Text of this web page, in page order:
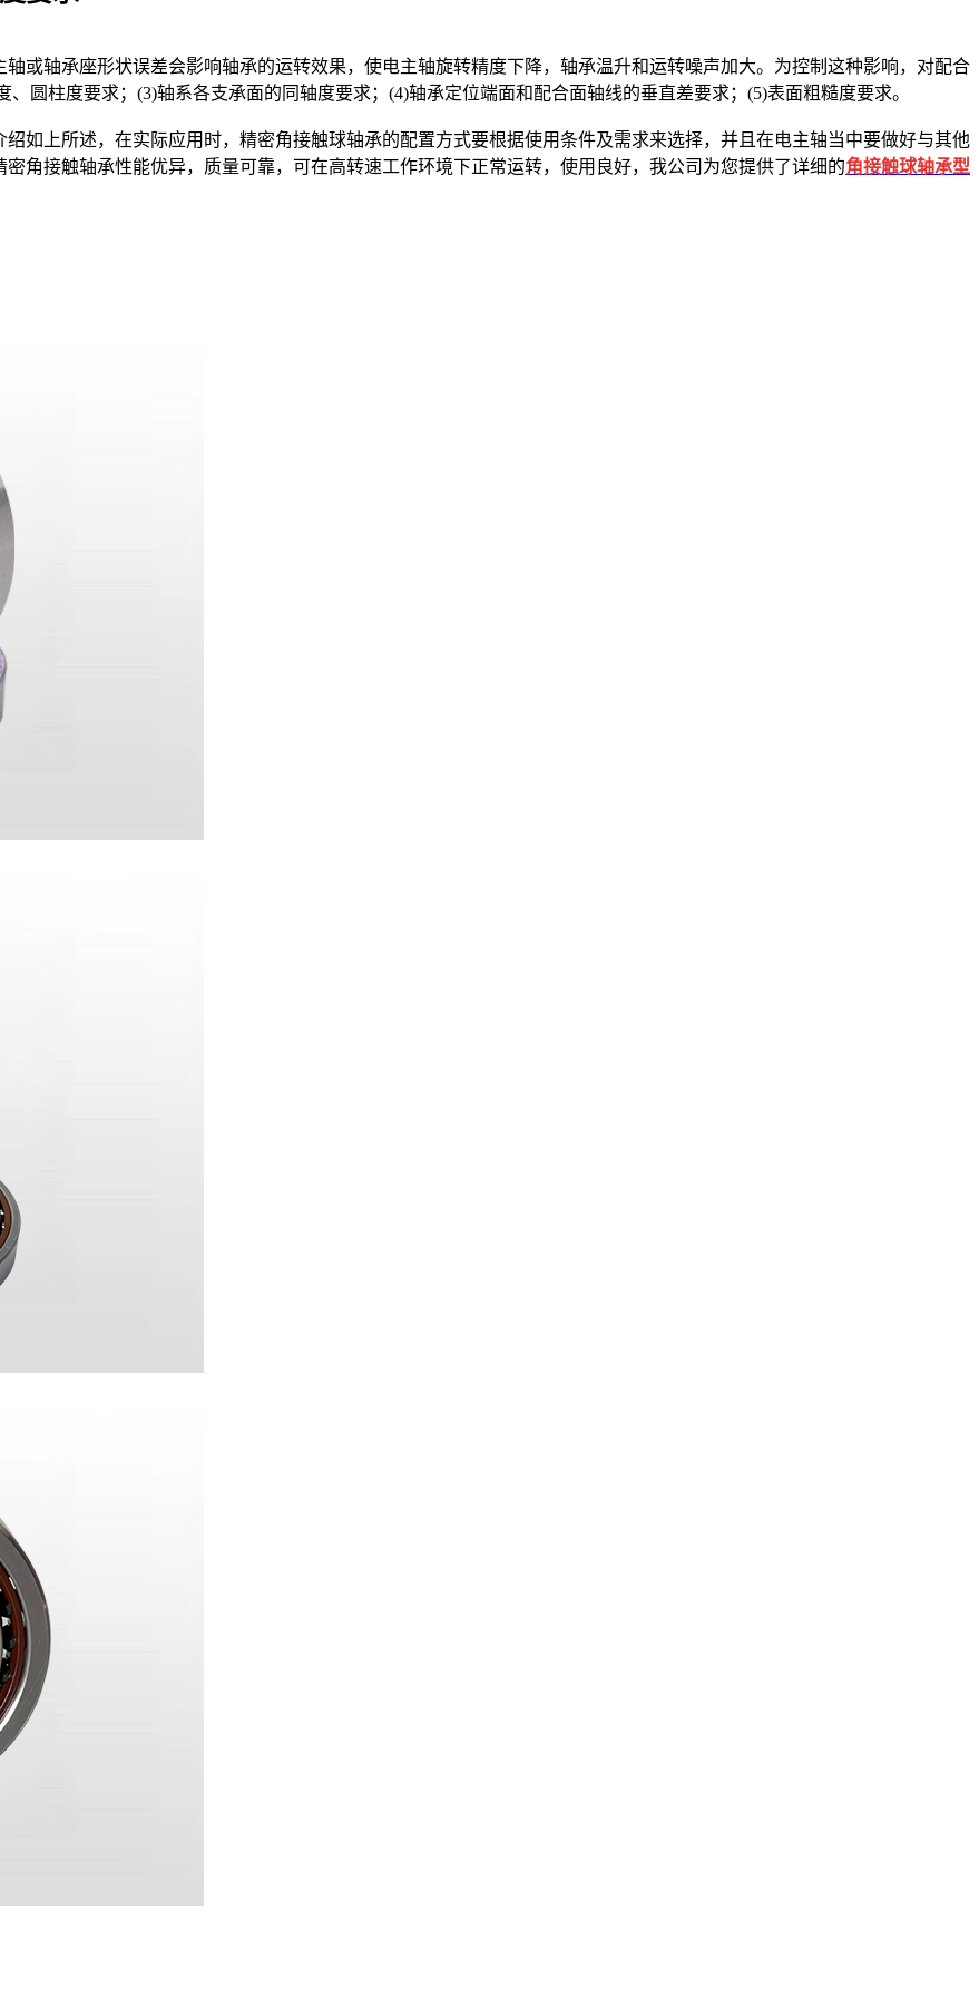
轴承座形状误差会影响轴承的运转效果，使电主轴旋转精度下降，轴承温升和运转噪声加大。为控制这种影响，对配合
圆柱度要求；(3)轴系各支承面的同轴度要求；(4)轴承定位端面和配合面轴线的垂直差要求；(5)表面粗糙度要求。
上所述，在实际应用时，精密角接触球轴承的配置方式要根据使用条件及需求来选择，并且在电主轴当中要做好与其他
角接触轴承性能优异，质量可靠，可在高转速工作环境下正常运转，使用良好， 我公司为您提供了详细的角接触球轴承型